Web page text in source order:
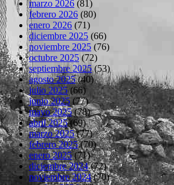
marzo 2026 (81)
febrero 2026 (80)
enero 2026 (71)
diciembre 2025 (66)
noviembre 2025 (76)
octubre 2025(72)
septiembre 2025(53)
agosto 2025(40)
julio 2025(66)
junio 2025 (77)
mayo 2025(78)
abril 2025(69)
marzo 2025(77)
febrero 2025(70)
enero 2025(71)
diciembre 2024(72)
noviembre 2024(70)